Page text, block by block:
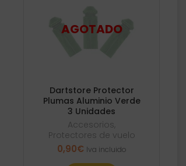
Dartstore Protector
Plumas Aluminio Verde
3 Unidades
Accesorios,
Protectores de vuelo
0,90€ Iva incluido